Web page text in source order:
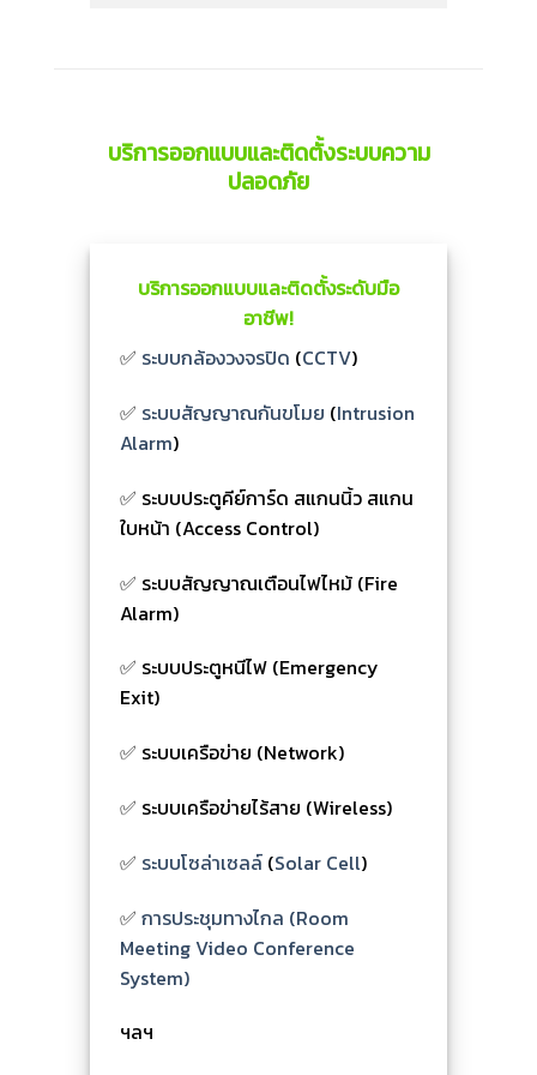
บริการออกแบบและติดตั้งระบบความ
ปลอดภัย
บริการออกแบบและติดตั้งระดับมือ
อาชีพ!
✅ ระบบกล้องวงจรปิด (CCTV)
✅ ระบบสัญญาณกันขโมย (Intrusion
Alarm)
✅ ระบบประตูคีย์การ์ด สแกนนิ้ว สแกน
ใบหน้า (Access Control)
✅ ระบบสัญญาณเตือนไฟไหม้ (Fire
Alarm)
✅ ระบบประตูหนีไฟ (Emergency
Exit)
✅ ระบบเครือข่าย (Network)
✅ ระบบเครือข่ายไร้สาย (Wireless)
✅ ระบบโซล่าเซลล์ (Solar Cell)
✅ การประชุมทางไกล (Room
Meeting Video Conference
System)
ฯลฯ